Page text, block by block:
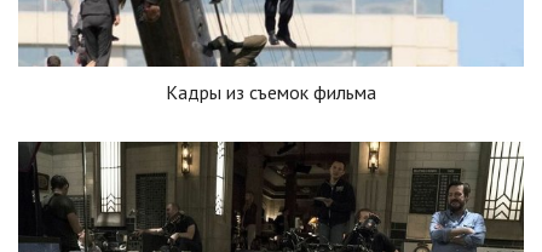
Кадры из съемок фильма